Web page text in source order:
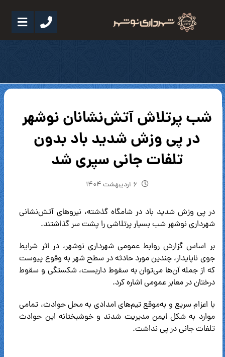
شب پرتلاش آتش‌نشانان نوشهر
در پی وزش شدید باد بدون
تلفات جانی سپری شد
۶ اردیبهشت ۱۴۰۴
در پی وزش شدید باد در شامگاه گذشته، نیروهای آتش‌نشانی
شهرداری نوشهر شب بسیار پرتلاشی را پشت سر گذاشتند.
بر اساس گزارش روابط عمومی شهرداری نوشهر، در اثر شرایط
جوی ناپایدار، چندین مورد حادثه در سطح شهر به وقوع پیوست
که از جمله آن‌ها می‌توان به سقوط داربست‌، شکستگی و سقوط
درختان در معابر عمومی اشاره کرد.
با اعزام سریع و به‌موقع تیم‌های امدادی به محل حوادث، تمامی
موارد به شکل ایمن مدیریت شدند و خوشبختانه این حوادث
تلفات جانی در پی نداشت.